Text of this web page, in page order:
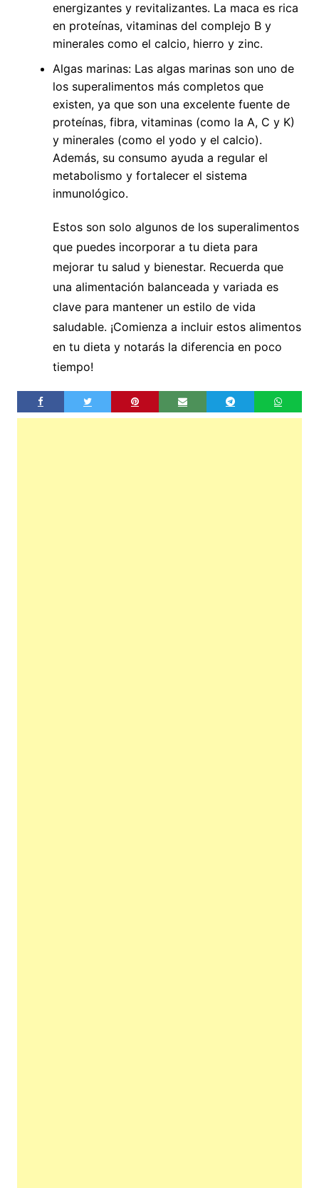
energizantes y revitalizantes. La maca es rica
en proteínas, vitaminas del complejo B y
minerales como el calcio, hierro y zinc.
Algas marinas: Las algas marinas son uno de
los superalimentos más completos que
existen, ya que son una excelente fuente de
proteínas, fibra, vitaminas (como la A, C y K)
y minerales (como el yodo y el calcio).
Además, su consumo ayuda a regular el
metabolismo y fortalecer el sistema
inmunológico.
Estos son solo algunos de los superalimentos
que puedes incorporar a tu dieta para
mejorar tu salud y bienestar. Recuerda que
una alimentación balanceada y variada es
clave para mantener un estilo de vida
saludable. ¡Comienza a incluir estos alimentos
en tu dieta y notarás la diferencia en poco
tiempo!